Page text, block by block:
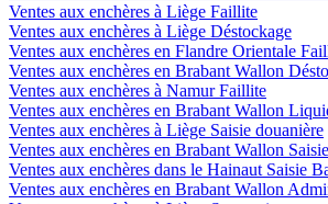
Ventes aux enchères à Liège Faillite
Ventes aux enchères à Liège Déstockage
Ventes aux enchères en Flandre Orientale
Ventes aux enchères en Brabant Wallon
Ventes aux enchères à Namur Faillite
Ventes aux enchères en Brabant Wallon
Ventes aux enchères à Liège Saisie douanière
Ventes aux enchères en Brabant Wallon
Ventes aux enchères dans le Hainaut Saisie
Ventes aux enchères en Brabant Wallon